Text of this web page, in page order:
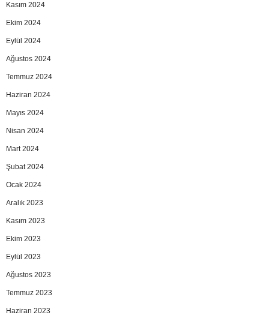
Kasım 2024
Ekim 2024
Eylül 2024
Ağustos 2024
Temmuz 2024
Haziran 2024
Mayıs 2024
Nisan 2024
Mart 2024
Şubat 2024
Ocak 2024
Aralık 2023
Kasım 2023
Ekim 2023
Eylül 2023
Ağustos 2023
Temmuz 2023
Haziran 2023